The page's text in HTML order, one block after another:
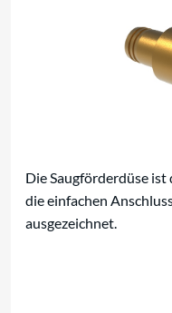
Die Saugförderdüse
die einfachen
ausgezeichnet.